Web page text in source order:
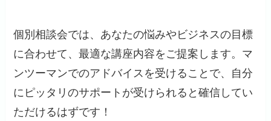
個別相談会では、あなたの悩みやビジネスの目標
に合わせて、最適な講座内容をご提案します。マ
ンツーマンでのアドバイスを受けることで、自分
にピッタリのサポートが受けられると確信してい
ただけるはずです！